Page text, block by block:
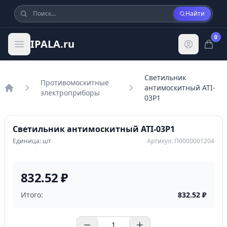
Найти
IPALA.ru
0
Противомоскитные
электроприборы
Светильник
антимоскитный ATI-
03P1
Светильник антимоскитный ATI-03P1
Единица: шт Артикул: П0000001204
832.52 ₽
Итого: 832.52 ₽